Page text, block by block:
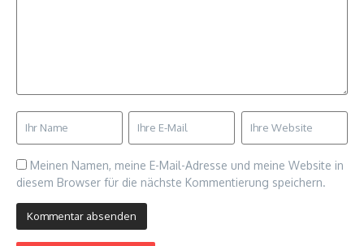
Meinen Namen, meine E-Mail-Adresse und meine Website in
diesem Browser für die nächste Kommentierung speichern.